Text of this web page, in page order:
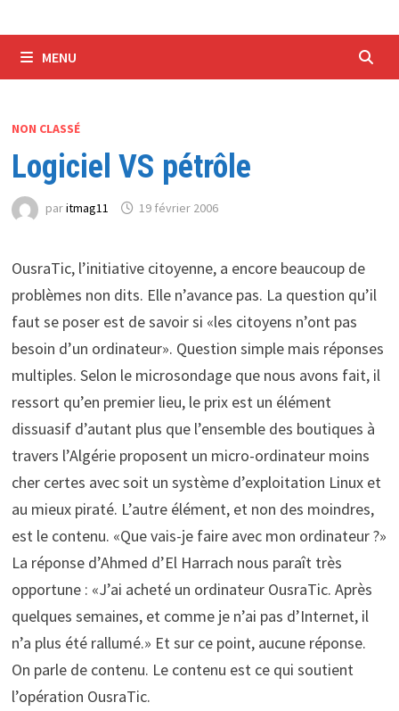
MENU
NON CLASSÉ
Logiciel VS pétrôle
paritmag11 19 février 2006
OusraTic, l’initiative citoyenne, a encore beaucoup de
problèmes non dits. Elle n’avance pas. La question qu’il
faut se poser est de savoir si «les citoyens n’ont pas
besoin d’un ordinateur». Question simple mais réponses
multiples. Selon le microsondage que nous avons fait, il
ressort qu’en premier lieu, le prix est un élément
dissuasif d’autant plus que l’ensemble des boutiques à
travers l’Algérie proposent un micro-ordinateur moins
cher certes avec soit un système d’exploitation Linux et
au mieux piraté. L’autre élément, et non des moindres,
est le contenu. «Que vais-je faire avec mon ordinateur ?»
La réponse d’Ahmed d’El Harrach nous paraît très
opportune : «J’ai acheté un ordinateur OusraTic. Après
quelques semaines, et comme je n’ai pas d’Internet, il
n’a plus été rallumé.» Et sur ce point, aucune réponse.
On parle de contenu. Le contenu est ce qui soutient
l’opération OusraTic.